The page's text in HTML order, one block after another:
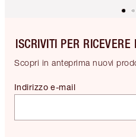
ISCRIVITI PER RICEVERE
Scopri in anteprima nuovi
Indirizzo e-mail